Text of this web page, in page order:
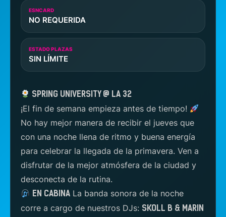
ESNCARD
NO REQUERIDA
ESTADO PLAZAS
SIN LÍMITE
SPRING UNIVERSITY @ LA 32
¡El fin de semana empieza antes de tiempo!
No hay mejor manera de recibir el jueves que
con una noche llena de ritmo y buena energía
para celebrar la llegada de la primavera. Ven a
disfrutar de la mejor atmósfera de la ciudad y
desconecta de la rutina.
EN CABINA La banda sonora de la noche
corre a cargo de nuestros DJs: SKOLL B & MARIN